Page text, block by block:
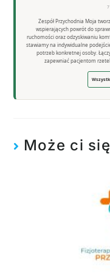
Zespół Przychodnia Moja
wspierających powrót do
ruchomości oraz odzyskiwaniu
stawiamy na indywidualne
potrzeb konkretnej osoby.
zapewniać pacjentom
Może ci